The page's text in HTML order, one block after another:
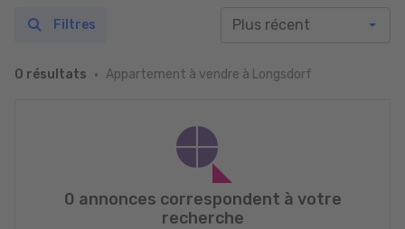
0 résultats Appartement à vendre à Longsdorf
Filtres
0 annonces correspondent à votre
recherche